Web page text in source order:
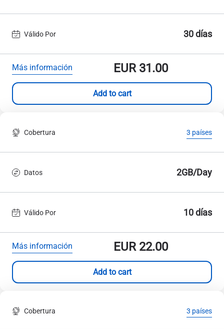
Válido Por 30 días
Más información EUR31.00
Add to cart
Cobertura 3 países
Datos 2GB/Day
Válido Por 10 días
Más información EUR22.00
Add to cart
Cobertura 3 países